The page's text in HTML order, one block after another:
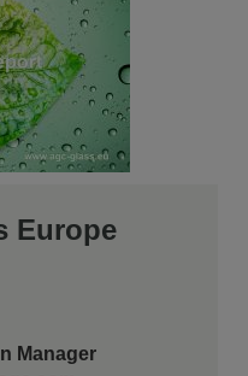
Europe
Manager